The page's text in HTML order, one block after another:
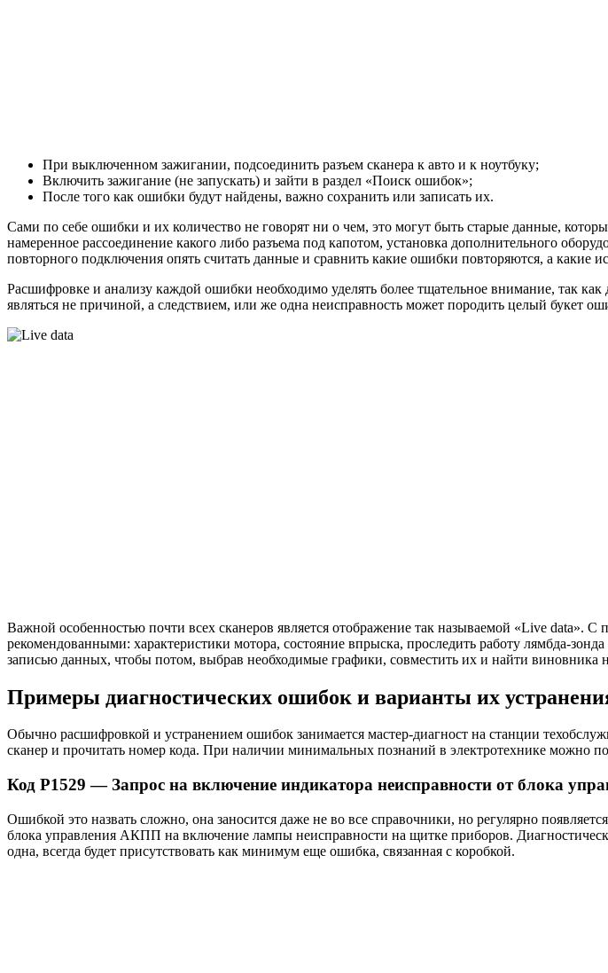
При выключенном зажигании, подсоединить разъем сканера к авто и к ноутбуку;
Включить зажигание (не запускать) и зайти в раздел «Поиск ошибок»;
После того как ошибки будут найдены, важно сохранить или записать их.
Сами по себе ошибки и их количество не говорят ни о чем, это могут быть старые данные,
намеренное рассоединение какого либо разъема под капотом, установка дополнительного
повторного подключения опять считать данные и сравнить какие ошибки повторяются, а какие
Расшифровке и анализу каждой ошибки необходимо уделять более тщательное внимание, так
являться не причиной, а следствием, или же одна неисправность может породить целый букет
Важной особенностью почти всех сканеров является отображение так называемой «Live
рекомендованными: характеристики мотора, состояние впрыска, проследить работу лямбда-
записью данных, чтобы потом, выбрав необходимые графики, совместить их и найти виновника
Примеры диагностических ошибок и варианты их
Обычно расшифровкой и устранением ошибок занимается мастер-диагност на станции
сканер и прочитать номер кода. При наличии минимальных познаний в электротехнике можно
Код Р1529 — Запрос на включение индикатора неисправности от блока
Ошибкой это назвать сложно, она заносится даже не во все справочники, но регулярно
блока управления АКПП на включение лампы неисправности на щитке приборов.
одна, всегда будет присутствовать как минимум еще ошибка, связанная с коробкой.